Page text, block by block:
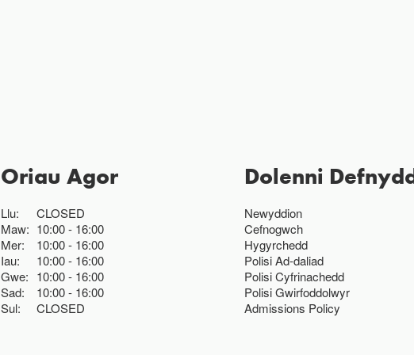
Oriau Agor
Llu:
CLOSED
Maw: 10:00
16:00
Mer:
10:00
16:00
Iau:
10:00
16:00
Gwe: 10:00
16:00
Sad:
10:00
16:00
Sul:
CLOSED
Dolenni
Newyddion
Cefnogwch
Hygyrchedd
Polisi Ad-daliad
Polisi Cyfrinachedd
Polisi Gwirfoddolwyr
Admissions Policy